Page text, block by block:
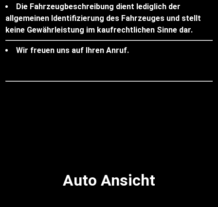
Die Fahrzeugbeschreibung dient lediglich der
allgemeinen Identifizierung des Fahrzeuges und stellt
keine Gewährleistung im kaufrechtlichen Sinne dar.
Wir freuen uns auf Ihren Anruf.
Auto Ansicht